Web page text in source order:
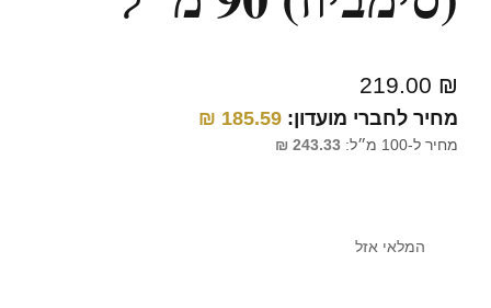
219.00 ₪
מחיר לחברי מועדון: 185.59
₪
מחיר ל-100 מ״ל: 243.33
₪
המלאי אזל